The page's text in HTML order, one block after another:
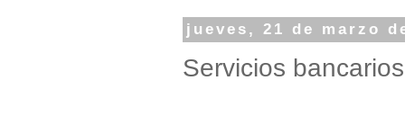
jueves, 21 de marzo
Servicios bancarios